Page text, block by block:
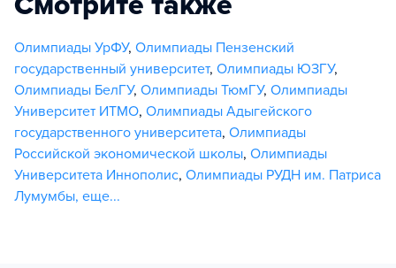
Олимпиады УрФУ, Олимпиады Пензенский
государственный университет, Олимпиады ЮЗГУ,
Олимпиады БелГУ, Олимпиады ТюмГУ, Олимпиады
Университет ИТМО, Олимпиады Адыгейского
государственного университета, Олимпиады
Российской экономической школы, Олимпиады
Университета Иннополис, Олимпиады РУДН им. Патриса
Лумумбы, еще...